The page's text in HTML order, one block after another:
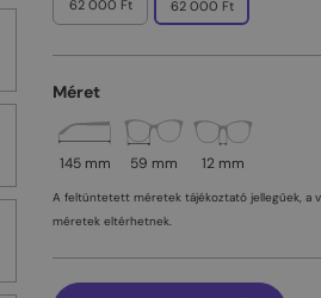
62 000 Ft 62 000 Ft
Méret
145 mm 59 mm 12 mm
A feltüntetett méretek tájékoztató jellegűek, a
méretek eltérhetnek.